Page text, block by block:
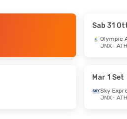
Sab 31
Olympic
JNX- ATH
Mar 1 Set
Sky
JNX- ATH